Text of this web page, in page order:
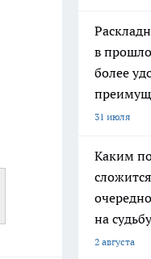
в
более
31 июля
Каким
на
2 августа